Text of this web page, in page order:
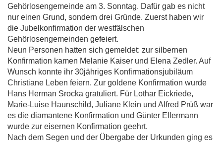
Gehörlosengemeinde am 3. Sonntag. Dafür gab es nicht
nur einen Grund, sondern drei Gründe. Zuerst haben wir
die Jubelkonfirmation der westfälschen
Gehörlosengemeinden gefeiert.
Neun Personen hatten sich gemeldet: zur silbernen
Konfirmation kamen Melanie Kaiser und Elena Zedler. Auf
Wunsch konnte ihr 30jähriges Konfirmationsjubiläum
Christiane Leben feiern. Zur goldene Konfirmation wurde
Hans Herman Srocka gratuliert. Für Lothar Eickriede,
Marie-Luise Haunschild, Juliane Klein und Alfred Prüß war
es die diamantene Konfirmation und Günter Ellermann
wurde zur eisernen Konfirmation geehrt.
Nach dem Segen und der Übergabe der Urkunden ging es